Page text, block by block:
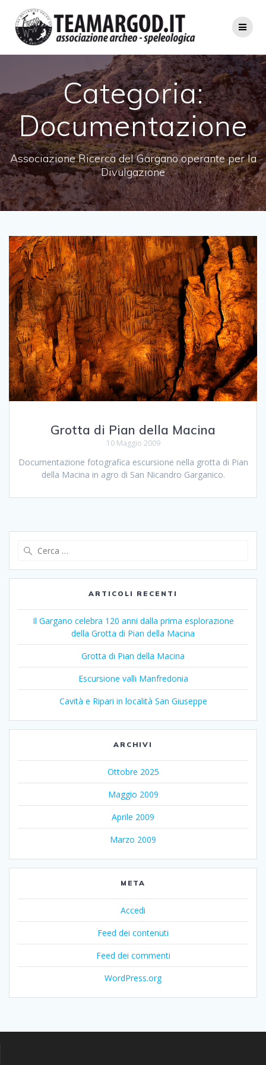
al
contenuto
Categoria:
Documentazione
Associazione Ricerca del Gargano operante per la
Divulgazione
Grotta di Pian della Macina
10 Maggio 2009
Documentazione fotografica escursione nella grotta di Pian
della Macina in agro di San Nicandro Garganico.
ARTICOLI RECENTI
Il Gargano celebra 120 anni dalla prima esplorazione
della Grotta di Pian della Macina
Grotta di Pian della Macina
Escursione valli Manfredonia
Cavità e Ripari in località San Giuseppe
ARCHIVI
Ottobre 2025
Maggio 2009
Aprile 2009
Marzo 2009
META
Accedi
Feed dei contenuti
Feed dei commenti
WordPress.org